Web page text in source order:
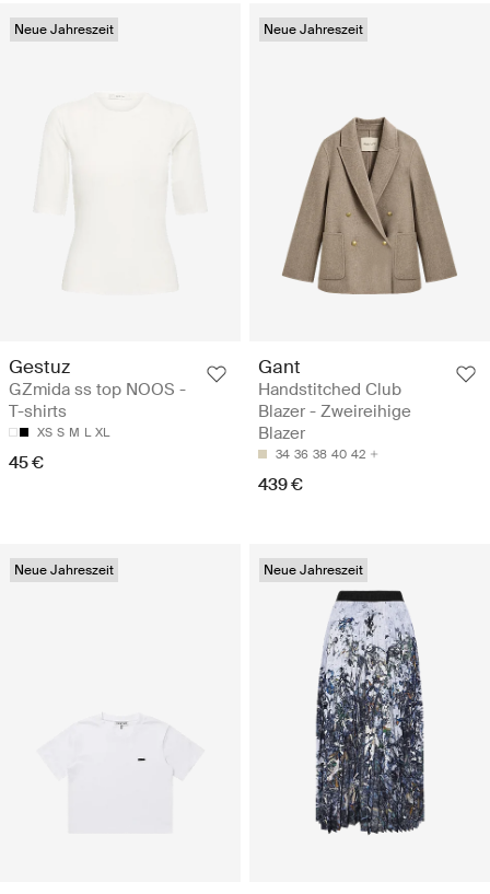
Neue Jahreszeit
Gestuz
GZmida ss top NOOS -
T-shirts
XS S M L XL
45 €
Neue Jahreszeit
Gant
Handstitched Club
Blazer - Zweireihige
Blazer
34 36 38 40 42
439 €
Neue Jahreszeit Neue Jahreszeit